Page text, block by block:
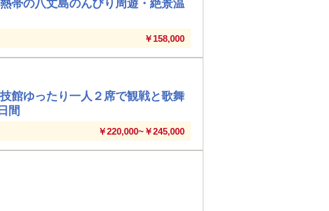
帯の八丈島のんびり周遊・絶景温
￥158,000
館ゆったり一人２席で観戦と歌舞
間
￥220,000~￥245,000